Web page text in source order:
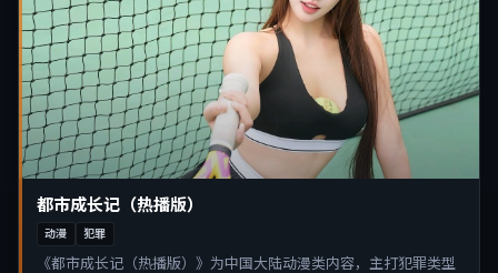
都市成长记（热播版）
动漫 犯罪
《都市成长记（热播版）》为中国大陆动漫类内容，主打犯罪类型